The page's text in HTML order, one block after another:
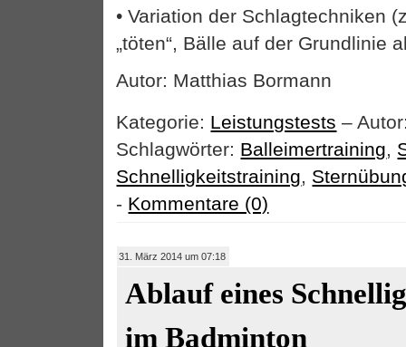
• Variation der Schlagtechniken
„töten“, Bälle auf der Grundlinie
Autor: Matthias Bormann
Kategorie: Leistungstests –
Schlagwörter: Balleimertraining,
Schnelligkeitstraining,
- Kommentare (0)
31. März 2014 um 07:18
Ablauf eines
im Badminton